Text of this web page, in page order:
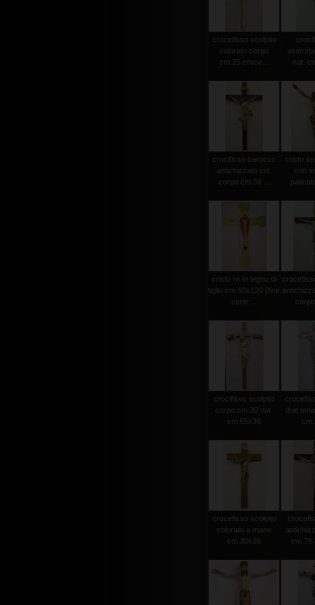
crocefisso scolpito
colorato corpo
cm.25 croce...
nat.
crocifisso barocco
antichizzato col.
corpo cm.36 ...
cristo
con
cristo re In legno di
tiglio cm.60x120 (fine
serie ...
crocifisso scolpito
corpo cm.30 nat.
cm.65x36
due
crocefisso scolpito
colorato a mano
cm.30x16
cm.75